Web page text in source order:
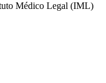
Médico Legal (IML)